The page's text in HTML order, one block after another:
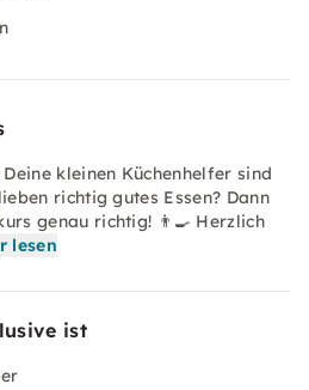
kleinen Küchenhelfer sind
richtig gutes Essen? Dann
genau richtig! 👨‍🍳 Herzlich
lesen
ist